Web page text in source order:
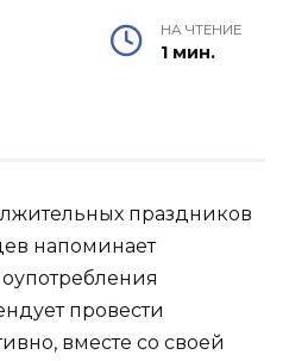
НА ЧТЕНИЕ
1 мин.
праздников
напоминает
провести
вместе со своей